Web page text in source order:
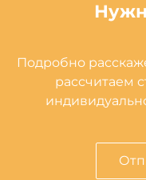
Подробно
рассчитаем